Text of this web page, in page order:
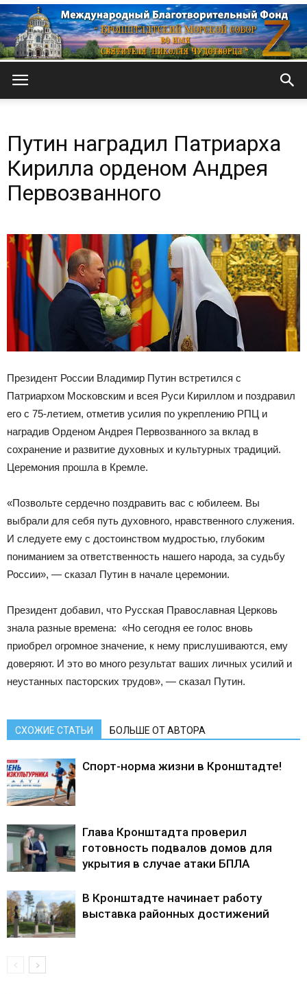
Морской
Путин наградил Патриарха
Кирилла орденом Андрея
Первозванного
Президент России Владимир Путин встретился с
Патриархом Московским и всея Руси Кириллом и поздравил
его с 75-летием, отметив усилия по укреплению РПЦ и
наградив Орденом Андрея Первозванного за вклад в
сохранение и развитие духовных и культурных традиций.
Церемония прошла в Кремле.
«Позвольте сердечно поздравить вас с юбилеем. Вы
выбрали для себя путь духовного, нравственного служения.
И следуете ему с достоинством мудростью, глубоким
пониманием за ответственность нашего народа, за судьбу
России», — сказал Путин в начале церемонии.
Президент добавил, что Русская Православная Церковь
знала разные времена: «Но сегодня ее голос вновь
приобрел огромное значение, к нему прислушиваются, ему
доверяют. И это во много результат ваших личных усилий и
неустанных пасторских трудов», — сказал Путин.
СХОЖИЕ СТАТЬИ БОЛЬШЕ ОТ АВТОРА
Спорт-норма жизни в Кронштадте!
Глава Кронштадта проверил
готовность подвалов домов для
укрытия в случае атаки БПЛА
В Кронштадте начинает работу
выставка районных достижений